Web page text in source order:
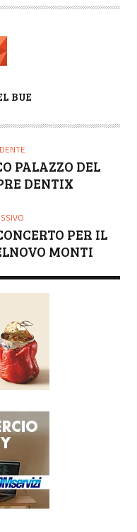
BUE
PALAZZO DEL
DENTIX
PER IL
MONTI